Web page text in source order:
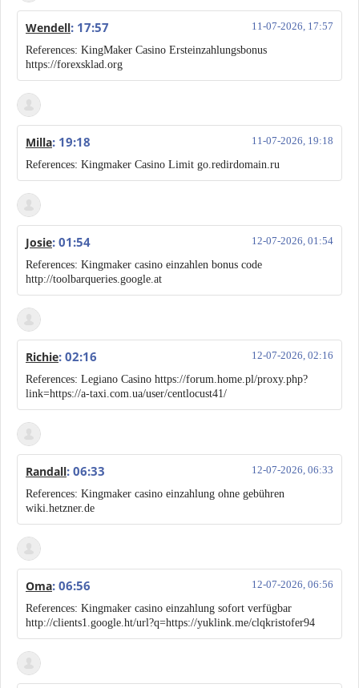
Wendell 11-07-2026, 17:57
: 17:57
References: KingMaker Casino Ersteinzahlungsbonus
https://forexsklad.org
Milla 11-07-2026, 19:18
: 19:18
References: Kingmaker Casino Limit go.redirdomain.ru
Josie 12-07-2026, 01:54
: 01:54
References: Kingmaker casino einzahlen bonus code
http://toolbarqueries.google.at
Richie 12-07-2026, 02:16
: 02:16
References: Legiano Casino https://forum.home.pl/proxy.php?
link=https://a-taxi.com.ua/user/centlocust41/
Randall 12-07-2026, 06:33
: 06:33
References: Kingmaker casino einzahlung ohne gebühren
wiki.hetzner.de
Oma 12-07-2026, 06:56
: 06:56
References: Kingmaker casino einzahlung sofort verfügbar
http://clients1.google.ht/url?q=https://yuklink.me/clqkristofer94